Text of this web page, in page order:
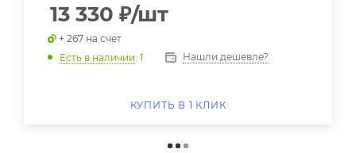
13 330 ₽/шт
+ 267 на счет
Есть в наличии: 1 Нашли дешевле?
КУПИТЬ В 1 КЛИК